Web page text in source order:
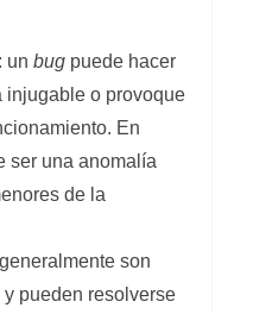
un bug puede hacer
injugable o provoque
En
ser una anomalía
de la
generalmente son
pueden resolverse